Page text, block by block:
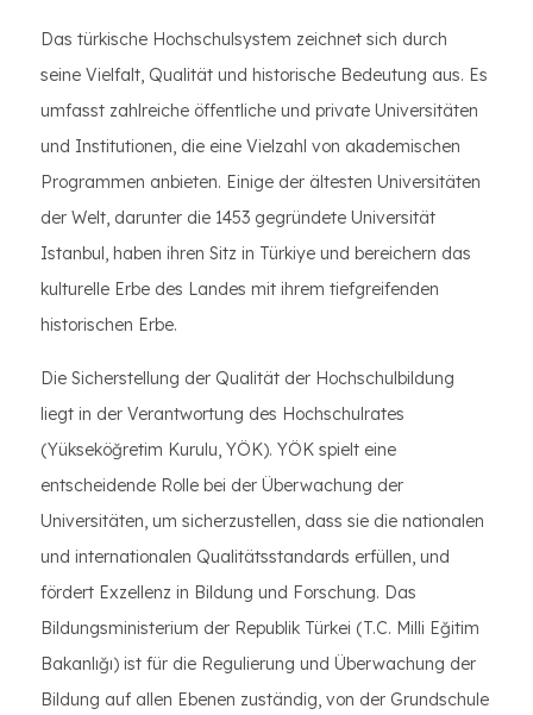
Das türkische Hochschulsystem zeichnet sich durch
seine Vielfalt, Qualität und historische Bedeutung aus. Es
umfasst zahlreiche öffentliche und private Universitäten
und Institutionen, die eine Vielzahl von akademischen
Programmen anbieten. Einige der ältesten Universitäten
der Welt, darunter die 1453 gegründete Universität
Istanbul, haben ihren Sitz in Türkiye und bereichern das
kulturelle Erbe des Landes mit ihrem tiefgreifenden
historischen Erbe.
Die Sicherstellung der Qualität der Hochschulbildung
liegt in der Verantwortung des Hochschulrates
(Yükseköğretim Kurulu, YÖK). YÖK spielt eine
entscheidende Rolle bei der Überwachung der
Universitäten, um sicherzustellen, dass sie die nationalen
und internationalen Qualitätsstandards erfüllen, und
fördert Exzellenz in Bildung und Forschung. Das
Bildungsministerium der Republik Türkei (T.C. Milli Eğitim
Bakanlığı) ist für die Regulierung und Überwachung der
Bildung auf allen Ebenen zuständig, von der Grundschule